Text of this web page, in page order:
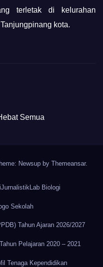
terletak di kelurahan
kota.
Semua
Newsup by Themeansar.
Jurnalistik Lab Biologi
Sekolah
Tahun Ajaran 2026/2027
Pelajaran 2020 – 2021
Tenaga Kependidikan